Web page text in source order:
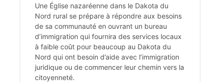
Une Église nazaréenne dans le Dakota du
Nord rural se prépare à répondre aux besoins
de sa communauté en ouvrant un bureau
d’immigration qui fournira des services locaux
à faible coût pour beaucoup au Dakota du
Nord qui ont besoin d’aide avec l’immigration
juridique ou de commencer leur chemin vers la
citoyenneté.